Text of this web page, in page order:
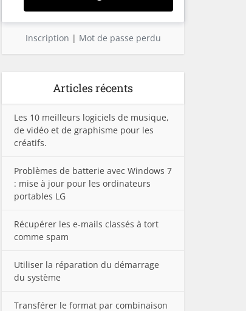
Inscription | Mot de passe perdu
Articles récents
Les 10 meilleurs logiciels de musique,
de vidéo et de graphisme pour les
créatifs.
Problèmes de batterie avec Windows 7
: mise à jour pour les ordinateurs
portables LG
Récupérer les e-mails classés à tort
comme spam
Utiliser la réparation du démarrage
du système
Transférer le format par combinaison